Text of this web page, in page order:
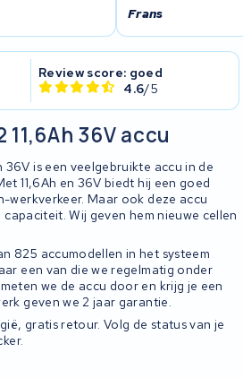
Frans
Review score: goed
4.6/5
11,6Ah 36V accu
36V is een veelgebruikte accu in de
11,6Ah en 36V biedt hij een goed
werkverkeer. Maar ook deze accu
Wij geven hem nieuwe cellen
825 accumodellen in het systeem
een van die we regelmatig onder
we de accu door en krijg je een
geven we 2 jaar garantie.
gratis retour. Volg de status van je